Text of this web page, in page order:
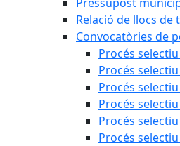
Relació de llocs de
Convocatòries de
Procés
Procés
Procés
Procés
Procés
Procés